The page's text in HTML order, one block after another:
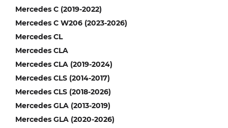
Mercedes C (2019-2022)
Mercedes C W206 (2023-2026)
Mercedes CL
Mercedes CLA
Mercedes CLA (2019-2024)
Mercedes CLS (2014-2017)
Mercedes CLS (2018-2026)
Mercedes GLA (2013-2019)
Mercedes GLA (2020-2026)